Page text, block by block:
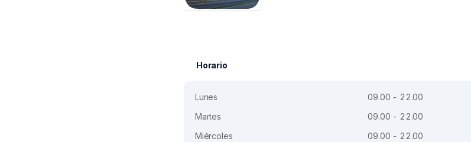
Horario
Lunes
09.00 - 22.00
Martes
09.00 - 22.00
Miércoles
09.00 - 22.00